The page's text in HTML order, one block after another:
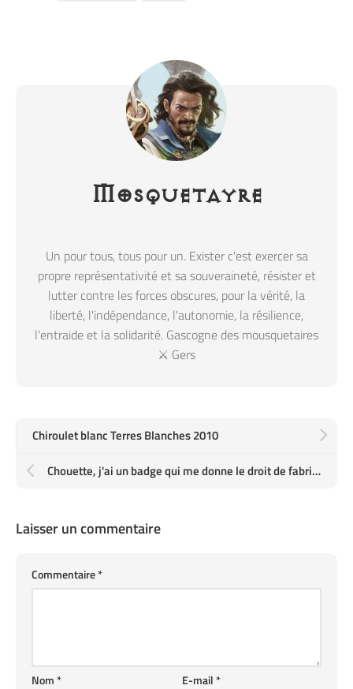
Mosquetayre
Un pour tous, tous pour un. Exister c'est exercer sa
propre représentativité et sa souveraineté, résister et
lutter contre les forces obscures, pour la vérité, la
liberté, l'indépendance, l'autonomie, la résilience,
l'entraide et la solidarité. Gascogne des mousquetaires
⚔️ Gers
Chiroulet blanc Terres Blanches 2010
Chouette, j'ai un badge qui me donne le droit de fabriquer des médocs
Laisser un commentaire
Commentaire*
E-mail*
Nom*